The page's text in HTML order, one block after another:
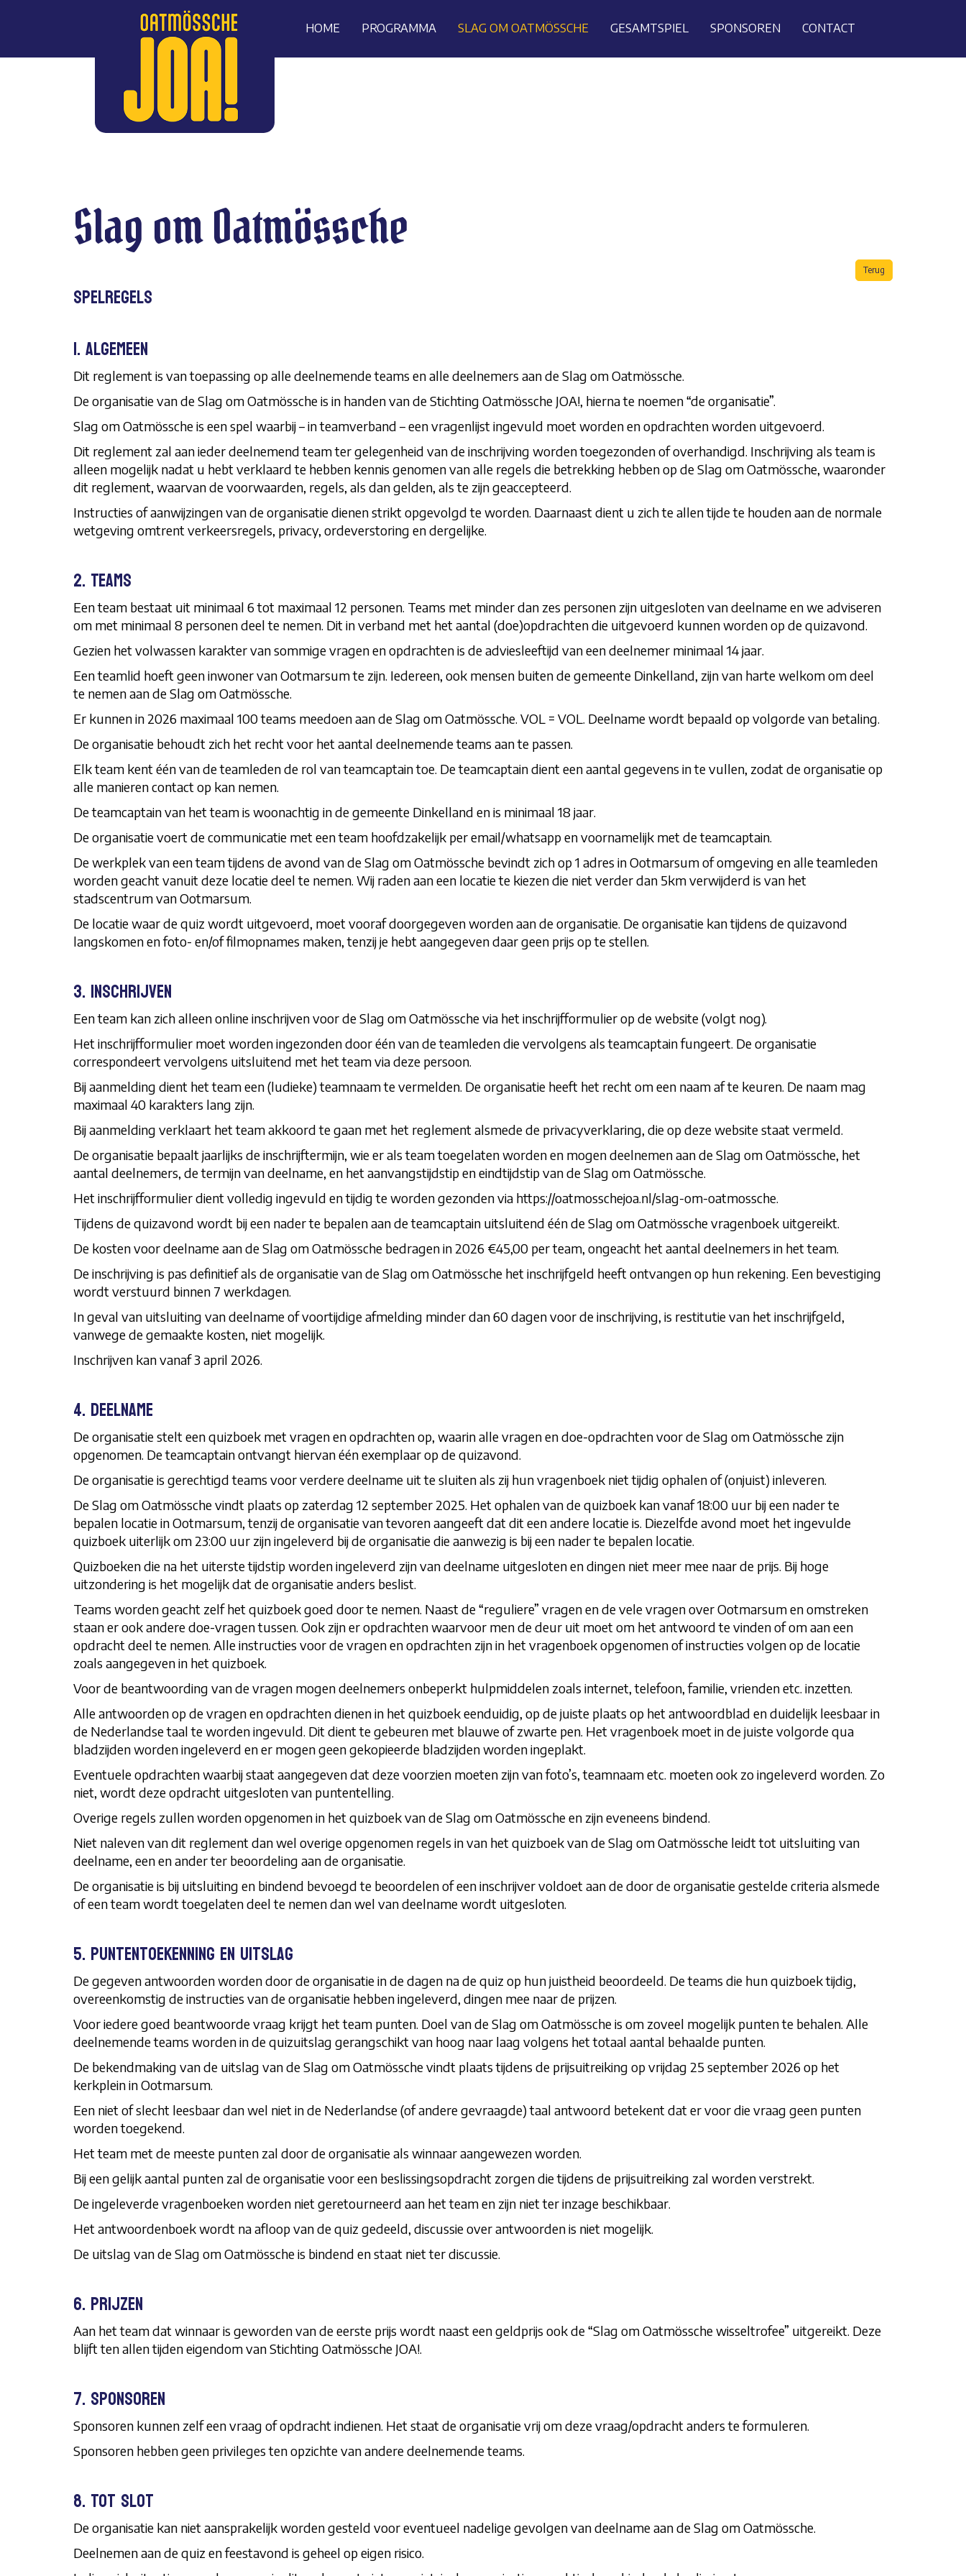
HOME PROGRAMMA SLAG OM OATMÖSSCHE GESAMTSPIEL SPONSOREN CONTACT
Slag om Oatmössche
Terug
Spelregels
1. Algemeen
Dit reglement is van toepassing op alle deelnemende teams en alle deelnemers aan de Slag om Oatmössche.
De organisatie van de Slag om Oatmössche is in handen van de Stichting Oatmössche JOA!, hierna te noemen “de organisatie”.
Slag om Oatmössche is een spel waarbij – in teamverband – een vragenlijst ingevuld moet worden en opdrachten worden uitgevoerd.
Dit reglement zal aan ieder deelnemend team ter gelegenheid van de inschrijving worden toegezonden of overhandigd. Inschrijving als team is
alleen mogelijk nadat u hebt verklaard te hebben kennis genomen van alle regels die betrekking hebben op de Slag om Oatmössche, waaronder
dit reglement, waarvan de voorwaarden, regels, als dan gelden, als te zijn geaccepteerd.
Instructies of aanwijzingen van de organisatie dienen strikt opgevolgd te worden. Daarnaast dient u zich te allen tijde te houden aan de normale
wetgeving omtrent verkeersregels, privacy, ordeverstoring en dergelijke.
2. Teams
Een team bestaat uit minimaal 6 tot maximaal 12 personen. Teams met minder dan zes personen zijn uitgesloten van deelname en we adviseren
om met minimaal 8 personen deel te nemen. Dit in verband met het aantal (doe)opdrachten die uitgevoerd kunnen worden op de quizavond.
Gezien het volwassen karakter van sommige vragen en opdrachten is de adviesleeftijd van een deelnemer minimaal 14 jaar.
Een teamlid hoeft geen inwoner van Ootmarsum te zijn. Iedereen, ook mensen buiten de gemeente Dinkelland, zijn van harte welkom om deel
te nemen aan de Slag om Oatmössche.
Er kunnen in 2026 maximaal 100 teams meedoen aan de Slag om Oatmössche. VOL = VOL. Deelname wordt bepaald op volgorde van betaling.
De organisatie behoudt zich het recht voor het aantal deelnemende teams aan te passen.
Elk team kent één van de teamleden de rol van teamcaptain toe. De teamcaptain dient een aantal gegevens in te vullen, zodat de organisatie op
alle manieren contact op kan nemen.
De teamcaptain van het team is woonachtig in de gemeente Dinkelland en is minimaal 18 jaar.
De organisatie voert de communicatie met een team hoofdzakelijk per email/whatsapp en voornamelijk met de teamcaptain.
De werkplek van een team tijdens de avond van de Slag om Oatmössche bevindt zich op 1 adres in Ootmarsum of omgeving en alle teamleden
worden geacht vanuit deze locatie deel te nemen. Wij raden aan een locatie te kiezen die niet verder dan 5km verwijderd is van het
stadscentrum van Ootmarsum.
De locatie waar de quiz wordt uitgevoerd, moet vooraf doorgegeven worden aan de organisatie. De organisatie kan tijdens de quizavond
langskomen en foto- en/of filmopnames maken, tenzij je hebt aangegeven daar geen prijs op te stellen.
3. Inschrijven
Een team kan zich alleen online inschrijven voor de Slag om Oatmössche via het inschrijfformulier op de website (volgt nog).
Het inschrijfformulier moet worden ingezonden door één van de teamleden die vervolgens als teamcaptain fungeert. De organisatie
correspondeert vervolgens uitsluitend met het team via deze persoon.
Bij aanmelding dient het team een (ludieke) teamnaam te vermelden. De organisatie heeft het recht om een naam af te keuren. De naam mag
maximaal 40 karakters lang zijn.
Bij aanmelding verklaart het team akkoord te gaan met het reglement alsmede de privacyverklaring, die op deze website staat vermeld.
De organisatie bepaalt jaarlijks de inschrijftermijn, wie er als team toegelaten worden en mogen deelnemen aan de Slag om Oatmössche, het
aantal deelnemers, de termijn van deelname, en het aanvangstijdstip en eindtijdstip van de Slag om Oatmössche.
Het inschrijfformulier dient volledig ingevuld en tijdig te worden gezonden via https://oatmosschejoa.nl/slag-om-oatmossche.
Tijdens de quizavond wordt bij een nader te bepalen aan de teamcaptain uitsluitend één de Slag om Oatmössche vragenboek uitgereikt.
De kosten voor deelname aan de Slag om Oatmössche bedragen in 2026 €45,00 per team, ongeacht het aantal deelnemers in het team.
De inschrijving is pas definitief als de organisatie van de Slag om Oatmössche het inschrijfgeld heeft ontvangen op hun rekening. Een bevestiging
wordt verstuurd binnen 7 werkdagen.
In geval van uitsluiting van deelname of voortijdige afmelding minder dan 60 dagen voor de inschrijving, is restitutie van het inschrijfgeld,
vanwege de gemaakte kosten, niet mogelijk.
Inschrijven kan vanaf 3 april 2026.
4. Deelname
De organisatie stelt een quizboek met vragen en opdrachten op, waarin alle vragen en doe-opdrachten voor de Slag om Oatmössche zijn
opgenomen. De teamcaptain ontvangt hiervan één exemplaar op de quizavond.
De organisatie is gerechtigd teams voor verdere deelname uit te sluiten als zij hun vragenboek niet tijdig ophalen of (onjuist) inleveren.
De Slag om Oatmössche vindt plaats op zaterdag 12 september 2025. Het ophalen van de quizboek kan vanaf 18:00 uur bij een nader te
bepalen locatie in Ootmarsum, tenzij de organisatie van tevoren aangeeft dat dit een andere locatie is. Diezelfde avond moet het ingevulde
quizboek uiterlijk om 23:00 uur zijn ingeleverd bij de organisatie die aanwezig is bij een nader te bepalen locatie.
Quizboeken die na het uiterste tijdstip worden ingeleverd zijn van deelname uitgesloten en dingen niet meer mee naar de prijs. Bij hoge
uitzondering is het mogelijk dat de organisatie anders beslist.
Teams worden geacht zelf het quizboek goed door te nemen. Naast de “reguliere” vragen en de vele vragen over Ootmarsum en omstreken
staan er ook andere doe-vragen tussen. Ook zijn er opdrachten waarvoor men de deur uit moet om het antwoord te vinden of om aan een
opdracht deel te nemen. Alle instructies voor de vragen en opdrachten zijn in het vragenboek opgenomen of instructies volgen op de locatie
zoals aangegeven in het quizboek.
Voor de beantwoording van de vragen mogen deelnemers onbeperkt hulpmiddelen zoals internet, telefoon, familie, vrienden etc. inzetten.
Alle antwoorden op de vragen en opdrachten dienen in het quizboek eenduidig, op de juiste plaats op het antwoordblad en duidelijk leesbaar in
de Nederlandse taal te worden ingevuld. Dit dient te gebeuren met blauwe of zwarte pen. Het vragenboek moet in de juiste volgorde qua
bladzijden worden ingeleverd en er mogen geen gekopieerde bladzijden worden ingeplakt.
Eventuele opdrachten waarbij staat aangegeven dat deze voorzien moeten zijn van foto’s, teamnaam etc. moeten ook zo ingeleverd worden. Zo
niet, wordt deze opdracht uitgesloten van puntentelling.
Overige regels zullen worden opgenomen in het quizboek van de Slag om Oatmössche en zijn eveneens bindend.
Niet naleven van dit reglement dan wel overige opgenomen regels in van het quizboek van de Slag om Oatmössche leidt tot uitsluiting van
deelname, een en ander ter beoordeling aan de organisatie.
De organisatie is bij uitsluiting en bindend bevoegd te beoordelen of een inschrijver voldoet aan de door de organisatie gestelde criteria alsmede
of een team wordt toegelaten deel te nemen dan wel van deelname wordt uitgesloten.
5. Puntentoekenning en uitslag
De gegeven antwoorden worden door de organisatie in de dagen na de quiz op hun juistheid beoordeeld. De teams die hun quizboek tijdig,
overeenkomstig de instructies van de organisatie hebben ingeleverd, dingen mee naar de prijzen.
Voor iedere goed beantwoorde vraag krijgt het team punten. Doel van de Slag om Oatmössche is om zoveel mogelijk punten te behalen. Alle
deelnemende teams worden in de quizuitslag gerangschikt van hoog naar laag volgens het totaal aantal behaalde punten.
De bekendmaking van de uitslag van de Slag om Oatmössche vindt plaats tijdens de prijsuitreiking op vrijdag 25 september 2026 op het
kerkplein in Ootmarsum.
Een niet of slecht leesbaar dan wel niet in de Nederlandse (of andere gevraagde) taal antwoord betekent dat er voor die vraag geen punten
worden toegekend.
Het team met de meeste punten zal door de organisatie als winnaar aangewezen worden.
Bij een gelijk aantal punten zal de organisatie voor een beslissingsopdracht zorgen die tijdens de prijsuitreiking zal worden verstrekt.
De ingeleverde vragenboeken worden niet geretourneerd aan het team en zijn niet ter inzage beschikbaar.
Het antwoordenboek wordt na afloop van de quiz gedeeld, discussie over antwoorden is niet mogelijk.
De uitslag van de Slag om Oatmössche is bindend en staat niet ter discussie.
6. Prijzen
Aan het team dat winnaar is geworden van de eerste prijs wordt naast een geldprijs ook de “Slag om Oatmössche wisseltrofee” uitgereikt. Deze
blijft ten allen tijden eigendom van Stichting Oatmössche JOA!.
7. Sponsoren
Sponsoren kunnen zelf een vraag of opdracht indienen. Het staat de organisatie vrij om deze vraag/opdracht anders te formuleren.
Sponsoren hebben geen privileges ten opzichte van andere deelnemende teams.
8. Tot slot
De organisatie kan niet aansprakelijk worden gesteld voor eventueel nadelige gevolgen van deelname aan de Slag om Oatmössche.
Deelnemen aan de quiz en feestavond is geheel op eigen risico.